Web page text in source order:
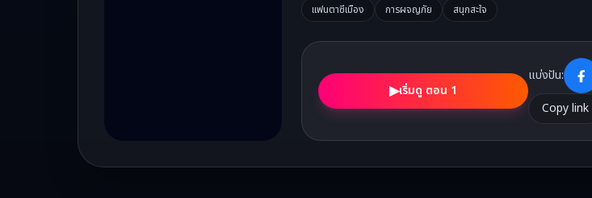
แฟนตาซีเมือง การผจญภัย สนุกสะใจ
▶เริ่มดู ตอน 1
แบ่งปัน:
Copy link